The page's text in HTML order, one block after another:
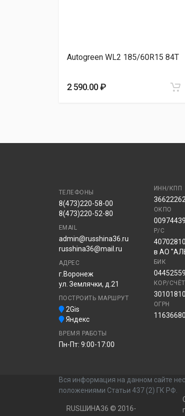
Autogreen WL2 185/60R15 84T
2 590.00 ₽
ТЕЛЕФОНЫ
8(473)220-58-00
8(473)220-52-80
EMAIL
admin@russhina36.ru
russhina36@mail.ru
АДРЕС
г.Воронеж
ул. Землячки, д.21
ПОСТРОИТЬ МАРШРУТ
2Gis
Яндекс
ВРЕМЯ РАБОТЫ
Пн-Пт: 9:00-17:00
ИНН/КПП
ОКПО
00974439
Р/С
в АО
БИК
КОР/СЧЁТ
ОГРН
Вся информация на данном сайте
положениями Статьи 437 (2) ГК РФ.
RUSШИНА36 © 2016-